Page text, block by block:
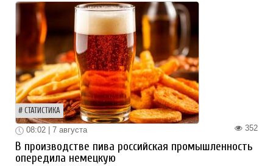
СТАТИСТИКА
352
08:02 | 7 августа
В производстве пива российская промышленность
опередила немецкую